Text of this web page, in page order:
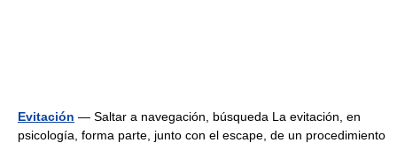
Evitación — Saltar a navegación, búsqueda La evitación, en
psicología, forma parte, junto con el escape, de un procedimiento